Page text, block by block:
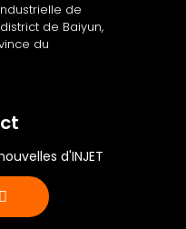
de
de Baiyun,
du
d'INJET